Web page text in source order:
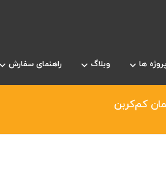
پروژه ها وبلاگ راهنمای سفارش
کم‌کربن